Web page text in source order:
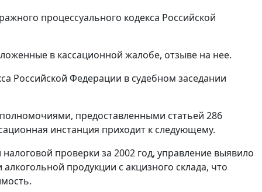
процессуального кодекса Российской
в кассационной жалобе, отзыве на нее.
Российской Федерации в судебном заседании
полномочиями, предоставленными статьей 286
инстанция приходит к следующему.
проверки за 2002 год, управление выявило
продукции с акцизного склада, что